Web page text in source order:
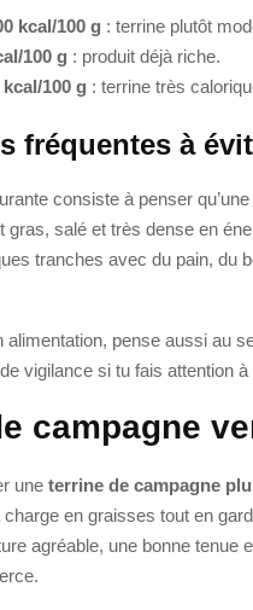
kcal/100 g : terrine plutôt
100 g : produit déjà riche.
100 g : terrine très
fréquentes à
consiste à penser
gras, salé et très dense en
tranches avec du pain, du
alimentation, pense aussi au
vigilance si tu fais attention
campagne
une terrine de campagne
en graisses tout en
agréable, une bonne